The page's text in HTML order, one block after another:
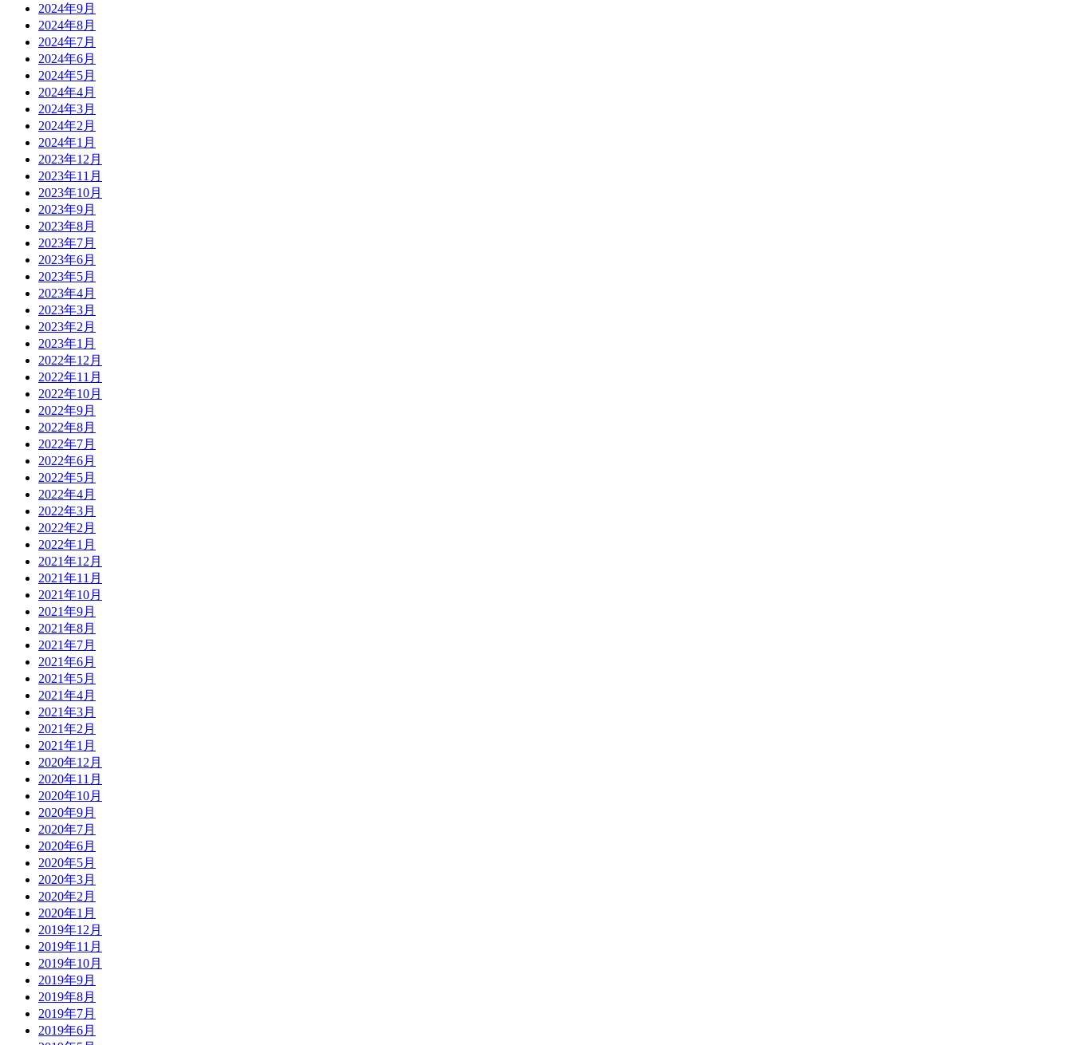
2024年9月
2024年8月
2024年7月
2024年6月
2024年5月
2024年4月
2024年3月
2024年2月
2024年1月
2023年12月
2023年11月
2023年10月
2023年9月
2023年8月
2023年7月
2023年6月
2023年5月
2023年4月
2023年3月
2023年2月
2023年1月
2022年12月
2022年11月
2022年10月
2022年9月
2022年8月
2022年7月
2022年6月
2022年5月
2022年4月
2022年3月
2022年2月
2022年1月
2021年12月
2021年11月
2021年10月
2021年9月
2021年8月
2021年7月
2021年6月
2021年5月
2021年4月
2021年3月
2021年2月
2021年1月
2020年12月
2020年11月
2020年10月
2020年9月
2020年7月
2020年6月
2020年5月
2020年3月
2020年2月
2020年1月
2019年12月
2019年11月
2019年10月
2019年9月
2019年8月
2019年7月
2019年6月